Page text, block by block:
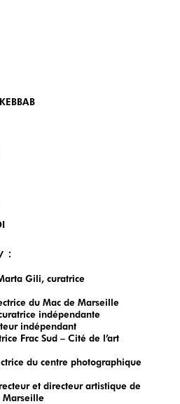
KEBBAB
:
Gili, curatrice
du Mac de Marseille
indépendante
indépendant
Frac Sud – Cité de l’art
du centre photographique
et directeur artistique de
Marseille